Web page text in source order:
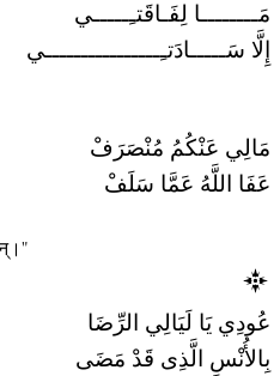
مَــــــــا لِفَـاقَتـِـــــي
إِلَّا سَـــــادَتـِــــــــــــــــي
مَالِي عَنْكُمُ مُنْصَرَفْ
عَفَا اللَّهُ عَمَّا سَلَفْ
عُودِي يَا لَيَالِي الرِّضَا
بِالأُنْسِ الَّذِى قَدْ مَضَى